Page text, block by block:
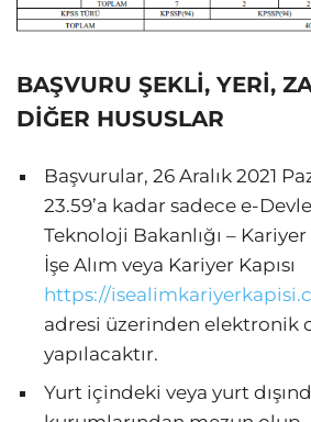
BAŞVURU ŞEKLİ, YERİ,
DİĞER HUSUSLAR
Başvurular, 26 Aralık 2021
23.59’a kadar sadece e-
Teknoloji Bakanlığı – Kariyer
İşe Alım veya Kariyer Kapısı
https://
adresi üzerinden elektronik
yapılacaktır.
Yurt içindeki veya yurt